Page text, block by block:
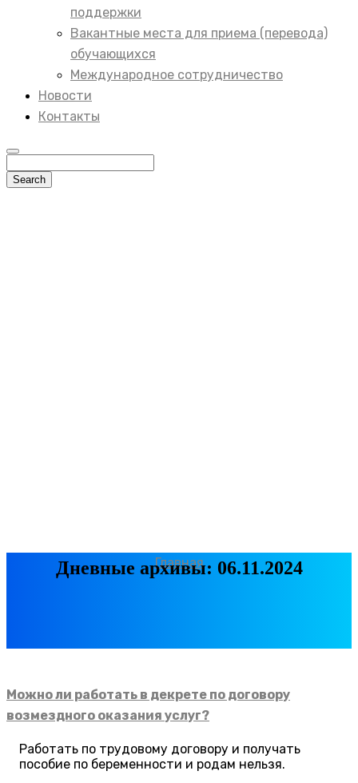
поддержки
Вакантные места для приема (перевода)
обучающихся
Международное сотрудничество
Новости
Контакты
Главная
Дневные архивы: 06.11.2024
Можно ли работать в декрете по договору
возмездного оказания услуг?
Работать по трудовому договору и получать
пособие по беременности и родам нельзя.